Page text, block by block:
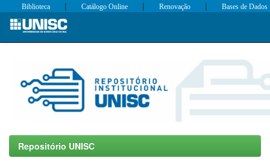
Skip
Biblioteca | Catálogo Online | Renovação | Bases de Dados
Repositório UNISC